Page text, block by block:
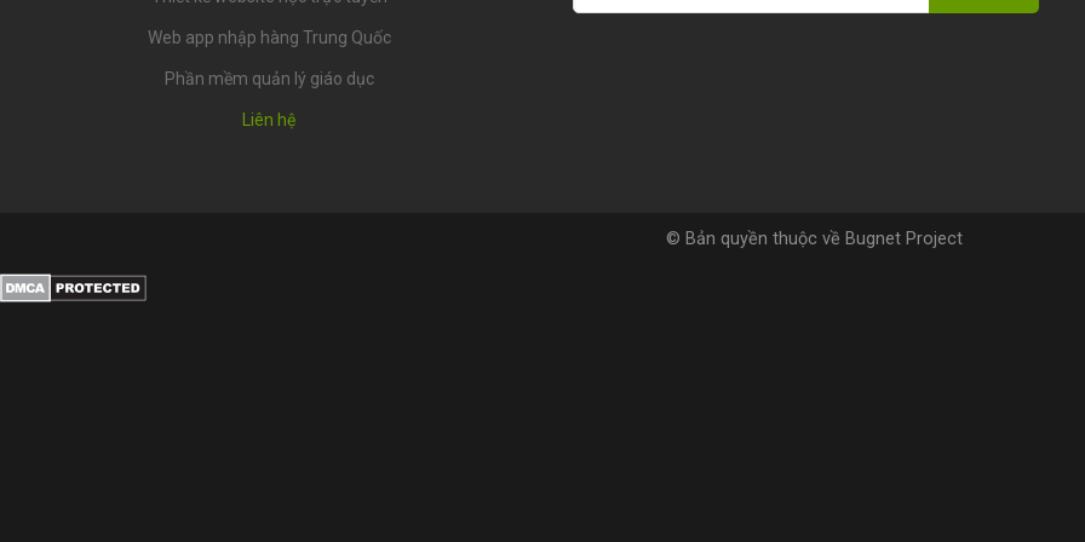
Web app nhập hàng Trung Quốc
Phần mềm quản lý giáo dục
Liên hệ
© Bản quyền thuộc về Bugnet Project